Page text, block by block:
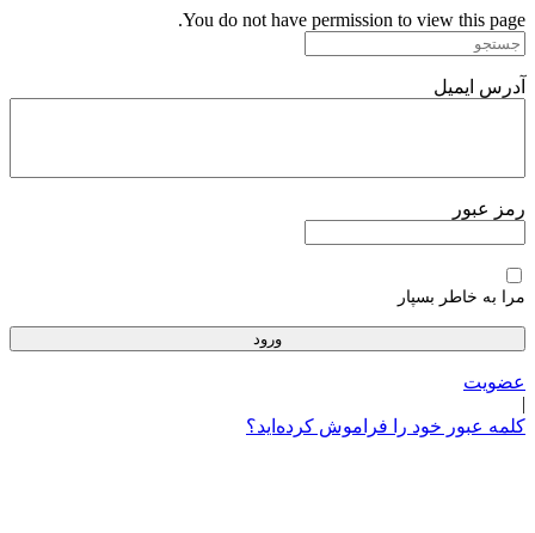
پرش
به
You do not have permission to view this page.
آدرس ایمیل
رمز عبور
مرا به خاطر بسپار
عضویت
|
کلمه عبور خود را فراموش کرده‌اید؟